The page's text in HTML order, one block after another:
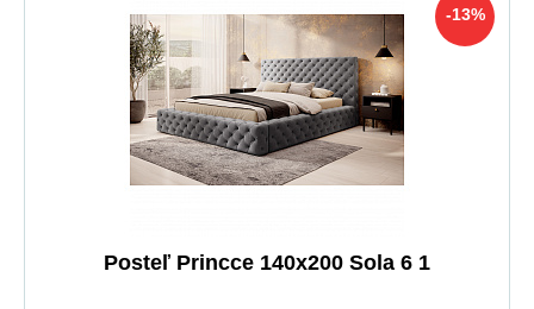
-13%
Posteľ Princce 140x200 Sola 6 1